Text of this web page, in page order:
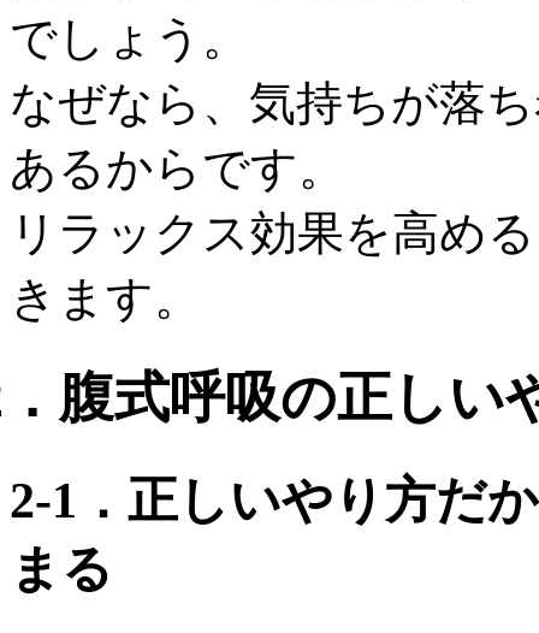
でしょう。
なぜなら、気持ちが落
あるからです。
リラックス効果を高め
きます。
腹式呼吸の正しい
2‐1．正しいやり方だ
まる